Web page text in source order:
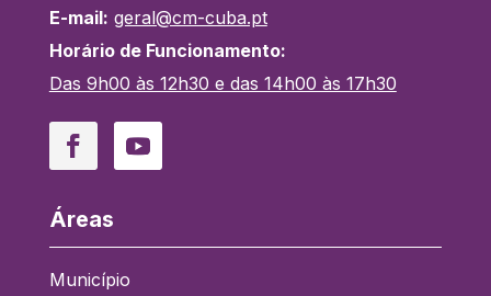
E-mail: geral@cm-cuba.pt
Horário de Funcionamento:
Das 9h00 às 12h30 e das 14h00 às 17h30
FacebookYouTube
Áreas
Município